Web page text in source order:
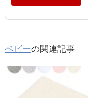
ベビーの関連記事